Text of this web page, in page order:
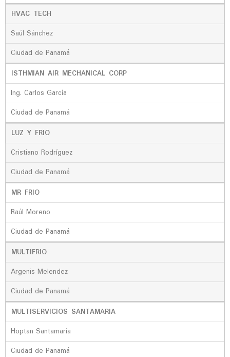
HVAC TECH
Saúl Sánchez
Ciudad de Panamá
ISTHMIAN AIR MECHANICAL CORP
Ing. Carlos García
Ciudad de Panamá
LUZ Y FRIO
Cristiano Rodríguez
Ciudad de Panamá
MR FRIO
Raúl Moreno
Ciudad de Panamá
MULTIFRIO
Argenis Melendez
Ciudad de Panamá
MULTISERVICIOS SANTAMARIA
Hoptan Santamaría
Ciudad de Panamá